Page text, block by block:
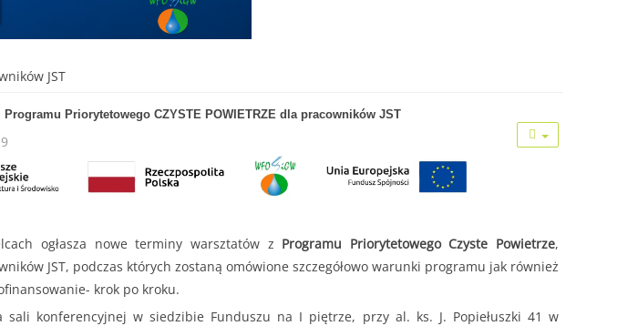
JST
Priorytetowego CZYSTE POWIETRZE dla pracowników JST
ogłasza nowe terminy warsztatów z Programu Priorytetowego Czyste Powietrze,
JST, podczas których zostaną omówione szczegółowo warunki programu jak również
krok po kroku.
sali konferencyjnej w siedzibie Funduszu na I piętrze, przy al. ks. J. Popiełuszki 41 w